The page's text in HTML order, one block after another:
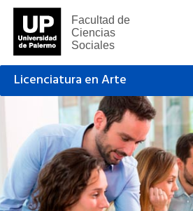
Facultad de
Ciencias
Sociales
Licenciatura en Arte